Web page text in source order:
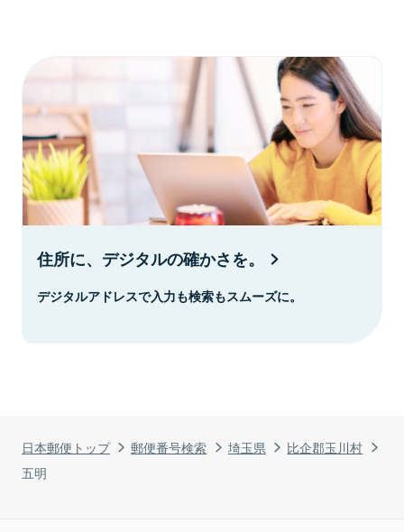
日本郵便トップ 郵便番号検索 埼玉県
比企郡玉川村
五明
住所に、デジタルの確かさを。
デジタルアドレスで入力も検索もスムーズに。